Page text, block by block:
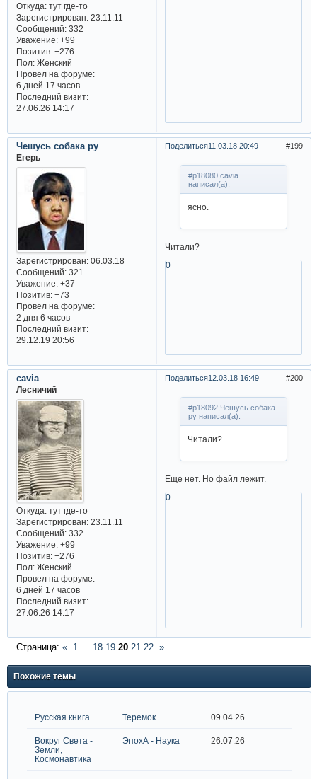
Откуда:тут где-то
Зарегистрирован: 23.11.11
Сообщений:332
Уважение: +99
Позитив: +276
Пол:Женский
Провел на форуме:
6 дней 17 часов
Последний визит:
27.06.26 14:17
Поделиться 199
11.03.18 20:49
Чешусь собака ру
Егерь
Зарегистрирован: 06.03.18
Сообщений:321
Уважение: +37
Позитив: +73
Провел на форуме:
2 дня 6 часов
Последний визит:
29.12.19 20:56
#p18080,cavia
написал(а):
ясно.
Читали?
0
Поделиться 200
12.03.18 16:49
cavia
Лесничий
Откуда:тут где-то
Зарегистрирован: 23.11.11
Сообщений:332
Уважение: +99
Позитив: +276
Пол:Женский
Провел на форуме:
6 дней 17 часов
Последний визит:
27.06.26 14:17
#p18092,Чешусь собака
ру написал(а):
Читали?
Еще нет. Но файл лежит.
0
Страница: « 1 … 18 19 20 21 22 »
Похожие темы
Русская книга Теремок 09.04.26
Вокруг Света -
Земли,
Космонавтика
ЭпохА - Наука 26.07.26